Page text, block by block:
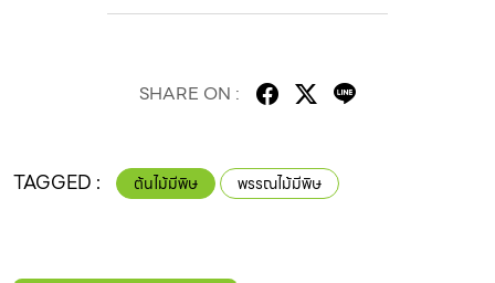
SHARE ON :
TAGGED : ต้นไม้มีพิษ พรรณไม้มีพิษ